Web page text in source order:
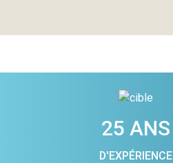
25 ANS
D'EXPÉRIENCE